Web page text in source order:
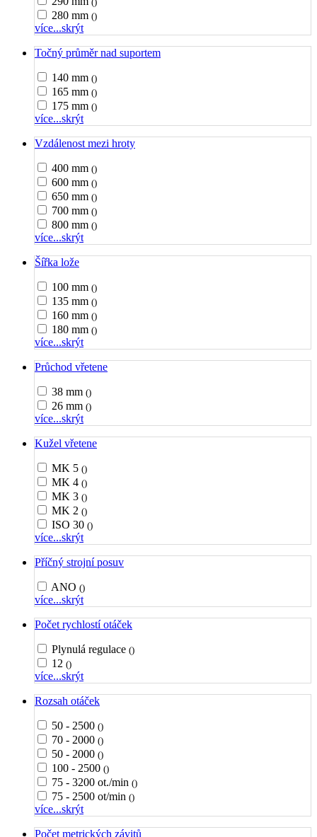
280 mm ()
více...skrýt
Točný průměr nad suportem
140 mm ()
165 mm ()
175 mm ()
více...skrýt
Vzdálenost mezi hroty
400 mm ()
600 mm ()
650 mm ()
700 mm ()
800 mm ()
více...skrýt
Šířka lože
100 mm ()
135 mm ()
160 mm ()
180 mm ()
více...skrýt
Průchod vřetene
38 mm ()
26 mm ()
více...skrýt
Kužel vřetene
MK 5 ()
MK 4 ()
MK 3 ()
MK 2 ()
ISO 30 ()
více...skrýt
Příčný strojní posuv
ANO ()
více...skrýt
Počet rychlostí otáček
Plynulá regulace ()
12 ()
více...skrýt
Rozsah otáček
50 - 2500 ()
70 - 2000 ()
50 - 2000 ()
100 - 2500 ()
75 - 3200 ot./min ()
75 - 2500 ot/min ()
více...skrýt
Počet metrických závitů